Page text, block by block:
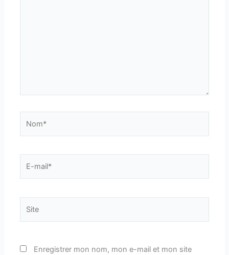
Enregistrer mon nom, mon e-mail et mon site